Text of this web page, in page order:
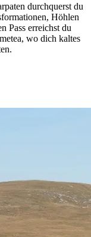
durchquerst du
Höhlen
Pass erreichst du
wo dich kaltes